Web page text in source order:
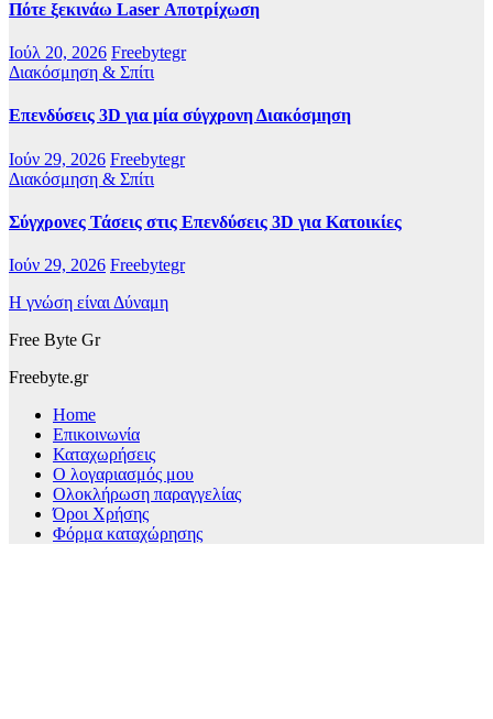
Πότε ξεκινάω Laser Αποτρίχωση
Ιούλ 20, 2026 Freebytegr
Διακόσμηση & Σπίτι
Επενδύσεις 3D για μία σύγχρονη Διακόσμηση
Ιούν 29, 2026 Freebytegr
Διακόσμηση & Σπίτι
Σύγχρονες Τάσεις στις Επενδύσεις 3D για Κατοικίες
Ιούν 29, 2026 Freebytegr
Η γνώση είναι Δύναμη
Free Byte Gr
Freebyte.gr
Home
Επικοινωνία
Καταχωρήσεις
Ο λογαριασμός μου
Ολοκλήρωση παραγγελίας
Όροι Χρήσης
Φόρμα καταχώρησης